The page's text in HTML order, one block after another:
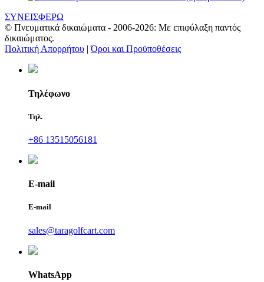
ΣΥΝΕΙΣΦΕΡΩ
© Πνευματικά δικαιώματα - 2006-2026: Με επιφύλαξη παντός
δικαιώματος.
Πολιτική Απορρήτου |Όροι και Προϋποθέσεις
Τηλέφωνο
Τηλ.
+86 13515056181
E-mail
E-mail
sales@taragolfcart.com
WhatsApp